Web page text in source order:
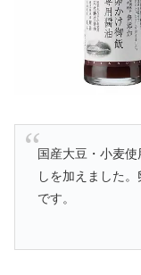
国産大豆・小麦
しを加えました
です。